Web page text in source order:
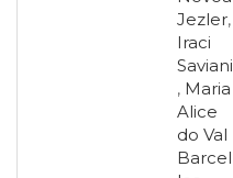
Jezler,
Iraci
Saviani
, Maria
Alice
do Val
Barcel